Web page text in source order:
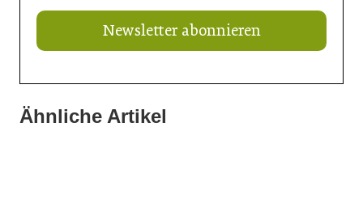
Newsletter abonnieren
Ähnliche Artikel
20. Juli 2026